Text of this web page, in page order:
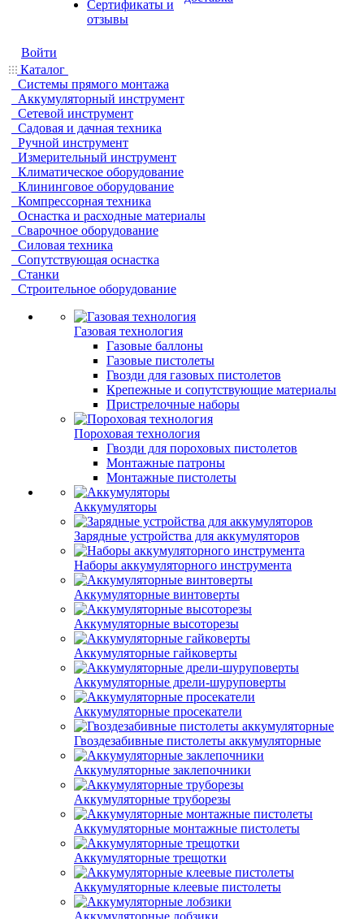
Cертификаты и
отзывы
Войти
Каталог
Системы прямого монтажа
Аккумуляторный инструмент
Сетевой инструмент
Садовая и дачная техника
Ручной инструмент
Измерительный инструмент
Климатическое оборудование
Клининговое оборудование
Компрессорная техника
Оснастка и расходные материалы
Сварочное оборудование
Силовая техника
Сопутствующая оснастка
Станки
Строительное оборудование
Газовая технология
Газовые баллоны
Газовые пистолеты
Гвозди для газовых пистолетов
Крепежные и сопутствующие материалы
Пристрелочные наборы
Пороховая технология
Гвозди для пороховых пистолетов
Монтажные патроны
Монтажные пистолеты
Аккумуляторы
Зарядные устройства для аккумуляторов
Наборы аккумуляторного инструмента
Аккумуляторные винтоверты
Аккумуляторные высоторезы
Аккумуляторные гайковерты
Аккумуляторные дрели-шуруповерты
Аккумуляторные просекатели
Гвоздезабивные пистолеты аккумуляторные
Аккумуляторные заклепочники
Аккумуляторные труборезы
Аккумуляторные монтажные пистолеты
Аккумуляторные трещотки
Аккумуляторные клеевые пистолеты
Аккумуляторные лобзики